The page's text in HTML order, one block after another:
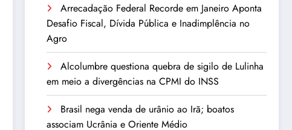
Arrecadação Federal Recorde em Janeiro Aponta
Desafio Fiscal, Dívida Pública e Inadimplência no
Agro
Alcolumbre questiona quebra de sigilo de Lulinha
em meio a divergências na CPMI do INSS
Brasil nega venda de urânio ao Irã; boatos
associam Ucrânia e Oriente Médio